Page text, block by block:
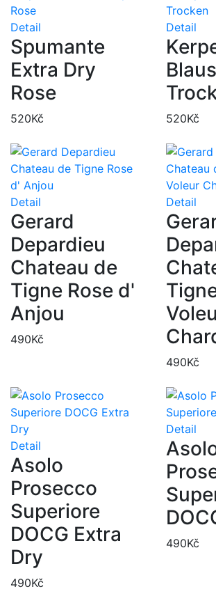
Detail
Spumante
Extra Dry
Rose
520Kč
Detail
520Kč
Detail
Gerard
Depardieu
Chateau de
Tigne Rose d'
Anjou
490Kč
Detail
490Kč
Detail
Asolo
Prosecco
Superiore
DOCG Extra
Dry
490Kč
Detail
490Kč